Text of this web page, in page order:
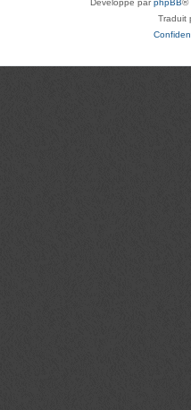
Développé parphpBB®
Traduit